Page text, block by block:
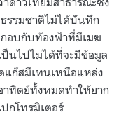
รรมชาติไม่ได้บันทึก
กอบกับท้องฟ้าที่มีเมฆ
นไปไม่ได้ที่จะมีข้อมูล
แก๊สมีเทนเหนือแหล่ง
าทิตย์ทั้งหมดทำให้ยาก
กโทรมิเตอร์